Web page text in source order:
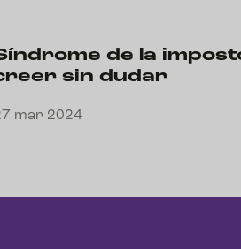
de la
sin dudar
mar 2024